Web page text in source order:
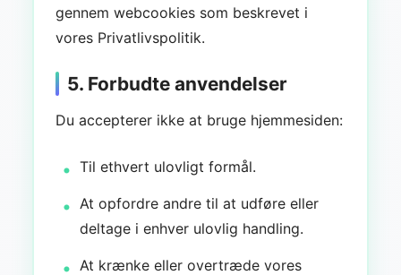
gennem webcookies som beskrevet i
vores Privatlivspolitik.
5. Forbudte anvendelser
Du accepterer ikke at bruge hjemmesiden:
Til ethvert ulovligt formål.
At opfordre andre til at udføre eller
deltage i enhver ulovlig handling.
At krænke eller overtræde vores